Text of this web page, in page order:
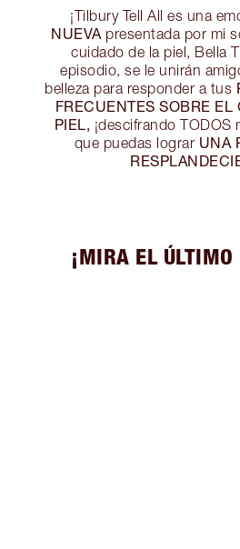
¡Tilbury Tell All es una
NUEVA presentada por mi
cuidado de la piel, Bella
episodio, se le unirán
belleza para responder a tus
FRECUENTES SOBRE EL
PIEL, ¡descifrando TODOS
que puedas lograr UNA
¡MIRA EL ÚLTIMO